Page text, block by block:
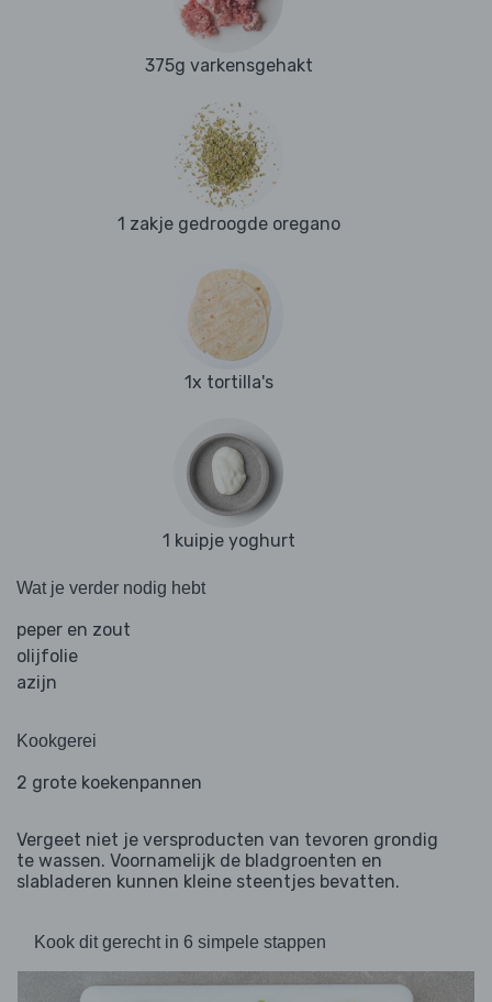
375g varkensgehakt
1 zakje gedroogde oregano
1x tortilla's
1 kuipje yoghurt
Wat je verder nodig hebt
peper en zout
olijfolie
azijn
Kookgerei
2 grote koekenpannen
Vergeet niet je versproducten van tevoren grondig
te wassen. Voornamelijk de bladgroenten en
slabladeren kunnen kleine steentjes bevatten.
Kook dit gerecht in 6 simpele stappen